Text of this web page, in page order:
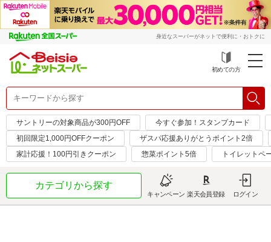
身近なスーパーがネットで便利に・おトクに
初めての方
サントリーの対象商品が300円OFF
今すぐ参加！スタンプカード
初回限定1,000円OFFクーポン
ザスパ応援ありがとうポイント2倍
家計応援！100円引きクーポン
惣菜ポイント5倍 トイレットペ
カテゴリから探す
キャンペーン 楽天会員登録 ログイン